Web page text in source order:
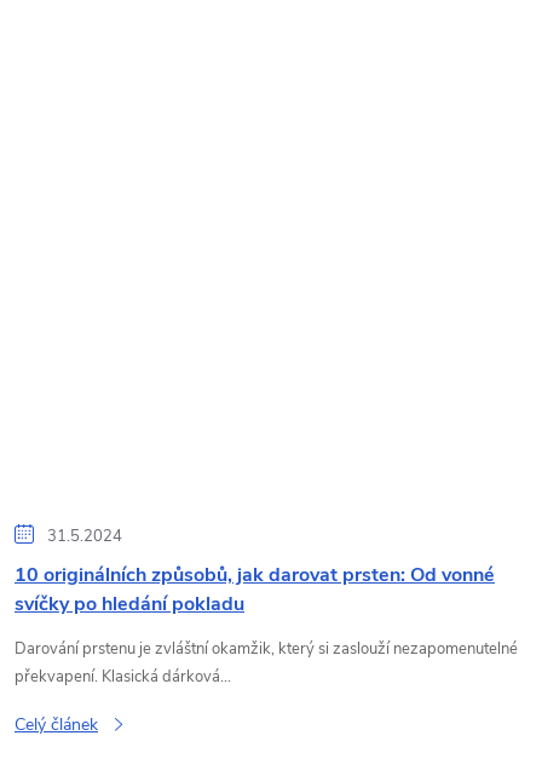
31.5.2024
10 originálních způsobů, jak darovat prsten: Od vonné
svíčky po hledání pokladu
Darování prstenu je zvláštní okamžik, který si zaslouží nezapomenutelné
překvapení. Klasická dárková...
Celý článek